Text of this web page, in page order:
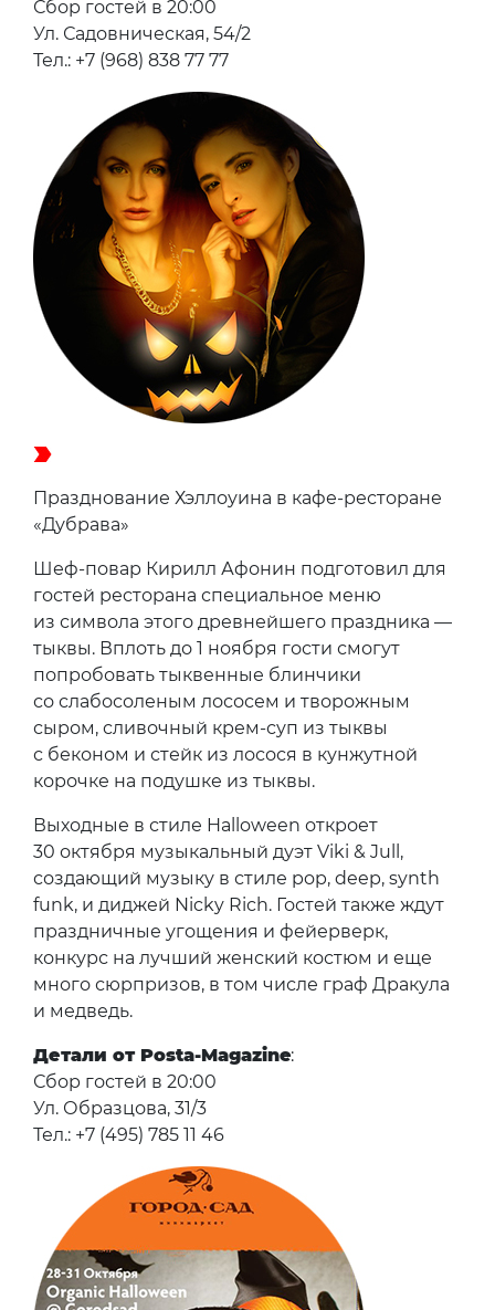
Сбор гостей в 20:00
Ул. Садовническая, 54/2
Тел.: +7 (968) 838 77 77
Празднование Хэллоуина в кафе-ресторане
«Дубрава»
Шеф-повар Кирилл Афонин подготовил для
гостей ресторана специальное меню
из символа этого древнейшего праздника —
тыквы. Вплоть до 1 ноября гости смогут
попробовать тыквенные блинчики
со слабосоленым лососем и творожным
сыром, сливочный крем-суп из тыквы
с беконом и стейк из лосося в кунжутной
корочке на подушке из тыквы.
Выходные в стиле Halloween откроет
30 октября музыкальный дуэт Viki & Jull,
создающий музыку в стиле pop, deep, synth
funk, и диджей Nicky Rich. Гостей также ждут
праздничные угощения и фейерверк,
конкурс на лучший женский костюм и еще
много сюрпризов, в том числе граф Дракула
и медведь.
Детали от Posta-Magazine:
Сбор гостей в 20:00
Ул. Образцова, 31/3
Тел.: +7 (495) 785 11 46